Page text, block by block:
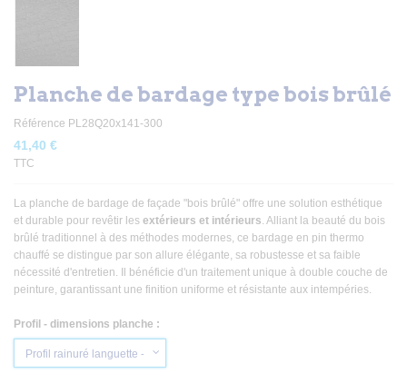
Planche de bardage type bois brûlé
Référence PL28Q20x141-300
41,40 €
TTC
La planche de bardage de façade "bois brûlé" offre une solution esthétique
et durable pour revêtir les extérieurs et intérieurs. Alliant la beauté du bois
brûlé traditionnel à des méthodes modernes, ce bardage en pin thermo
chauffé se distingue par son allure élégante, sa robustesse et sa faible
nécessité d'entretien. Il bénéficie d'un traitement unique à double couche de
peinture, garantissant une finition uniforme et résistante aux intempéries.
Profil - dimensions planche :